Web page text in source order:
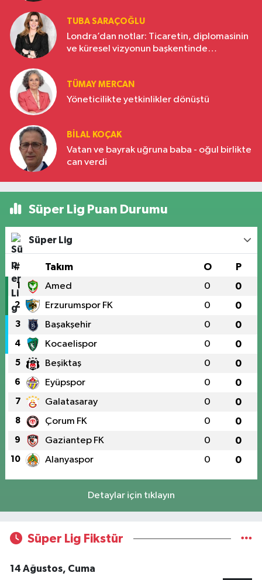
TUBA SARAÇOĞLU
Londra’dan notlar: Ticaretin, diplomasinin
ve küresel vizyonun başkentinde
TÜMAY MERCAN
Yöneticilikte yetkinlikler dönüştü
BILAL KOÇAK
Vatan ve bayrak uğruna baba - oğul birlikte
can verdi
Süper Lig Puan Durumu
Süper Lig
# Takım O P
1 Amed 0 0
2 Erzurumspor FK 0 0
3 Başakşehir 0 0
4 Kocaelispor 0 0
5 Beşiktaş 0 0
6 Eyüpspor 0 0
7 Galatasaray 0 0
8 Çorum FK 0 0
9 Gaziantep FK 0 0
10 Alanyaspor 0 0
Detaylar için tıklayın
Süper Lig Fikstür
14 Ağustos, Cuma